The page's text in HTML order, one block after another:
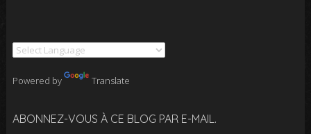
Powered by Translate
ABONNEZ-VOUS À CE BLOG PAR E-MAIL.